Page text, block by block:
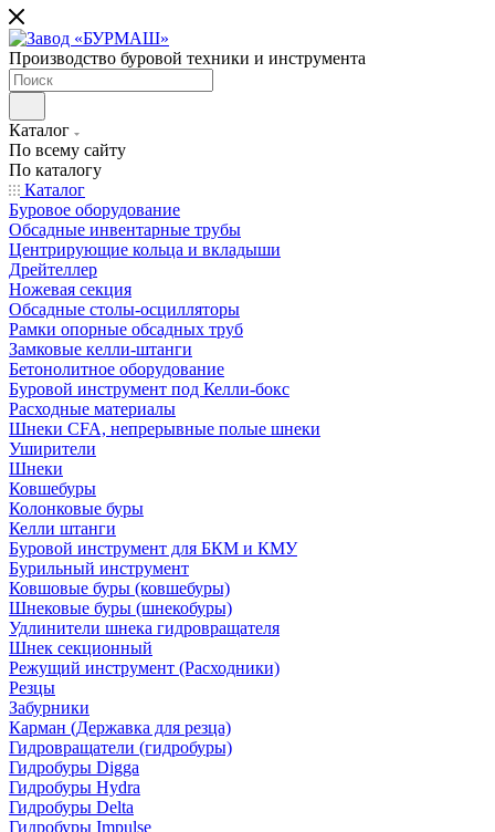
Производство буровой техники и инструмента
Каталог
По всему сайту
По каталогу
Каталог
Буровое оборудование
Обсадные инвентарные трубы
Центрирующие кольца и вкладыши
Дрейтеллер
Ножевая секция
Обсадные столы-осцилляторы
Рамки опорные обсадных труб
Замковые келли-штанги
Бетонолитное оборудование
Буровой инструмент под Келли-бокс
Расходные материалы
Шнеки CFA, непрерывные полые шнеки
Уширители
Шнеки
Ковшебуры
Колонковые буры
Келли штанги
Буровой инструмент для БКМ и КМУ
Бурильный инструмент
Ковшовые буры (ковшебуры)
Шнековые буры (шнекобуры)
Удлинители шнека гидровращателя
Шнек секционный
Режущий инструмент (Расходники)
Резцы
Забурники
Карман (Державка для резца)
Гидровращатели (гидробуры)
Гидробуры Digga
Гидробуры Hydra
Гидробуры Delta
Гидробуры Impulse